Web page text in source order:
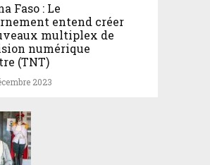
Faso : Le
entend créer
multiplex de
numérique
(TNT)
2023